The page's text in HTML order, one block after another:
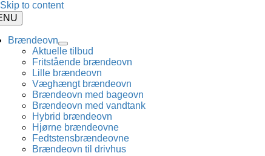
Skip to content
Brændeovn
Aktuelle tilbud
Fritstående brændeovn
Lille brændeovn
Væghængt brændeovn
Brændeovn med bageovn
Brændeovn med vandtank
Hybrid brændeovn
Hjørne brændeovne
Fedtstensbrændeovne
Brændeovn til drivhus